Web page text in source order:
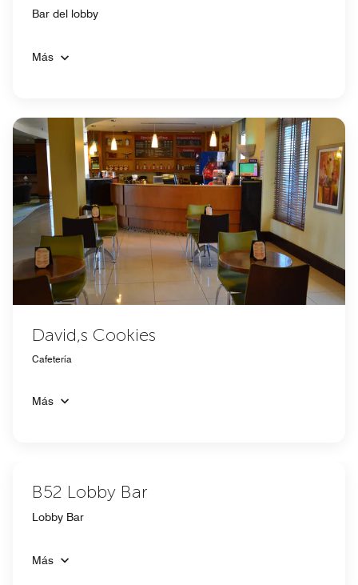
Bar del lobby
Más
David,s Cookies
Cafetería
Más
B52 Lobby Bar
Lobby Bar
Más